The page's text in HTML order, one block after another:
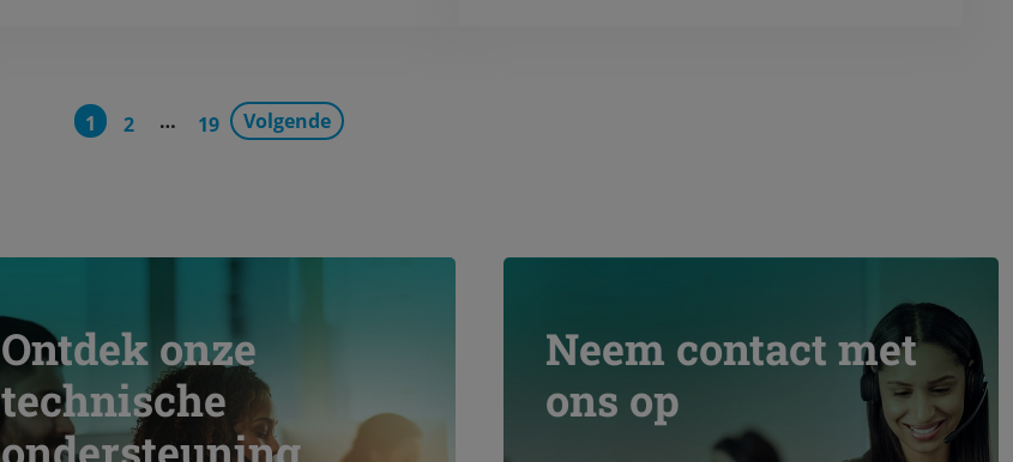
1 2 … 19 Volgende
Ontdek onze
technische
Neem contact met
ons op